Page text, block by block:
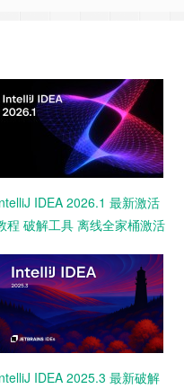
IDEA 2026.1 最新激活
程 破解工具 离线全家桶激活
IDEA 2025.3 最新破解